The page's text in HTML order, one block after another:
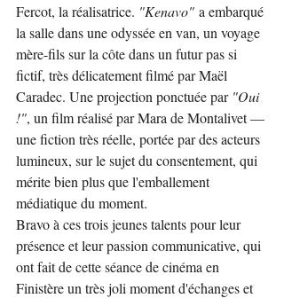
Fercot, la réalisatrice. "Kenavo" a embarqué
la salle dans une odyssée en van, un voyage
mère-fils sur la côte dans un futur pas si
fictif, très délicatement filmé par Maël
Caradec. Une projection ponctuée par "Oui
!", un film réalisé par Mara de Montalivet —
une fiction très réelle, portée par des acteurs
lumineux, sur le sujet du consentement, qui
mérite bien plus que l'emballement
médiatique du moment.
Bravo à ces trois jeunes talents pour leur
présence et leur passion communicative, qui
ont fait de cette séance de cinéma en
Finistère un très joli moment d'échanges et